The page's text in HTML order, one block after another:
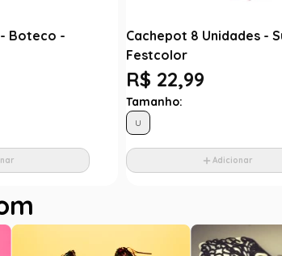
Boteco -
Cachepot 8 Unidades -
Festcolor
R$ 22,99
Tamanho:
U
Adicionar